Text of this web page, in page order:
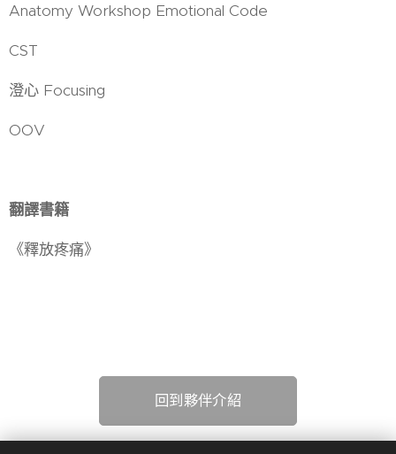
Anatomy Workshop Emotional Code
CST
澄心 Focusing
OOV
翻譯書籍
《釋放疼痛》
回到夥伴介紹